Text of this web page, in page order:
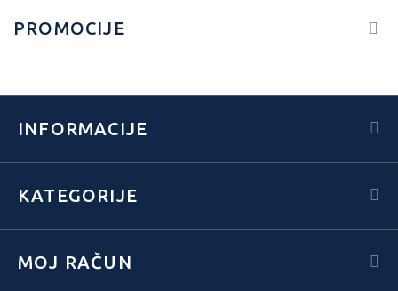
PROMOCIJE
INFORMACIJE
KATEGORIJE
MOJ RAČUN